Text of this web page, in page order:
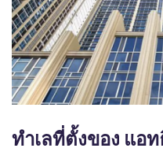
ทำเลที่ตั้งของ แอ